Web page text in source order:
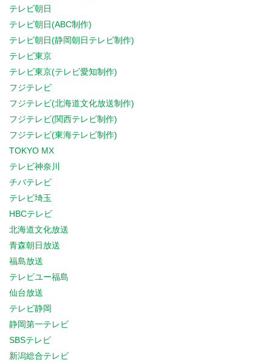
テレビ朝日
テレビ朝日(ABC制作)
テレビ朝日(静岡朝日テレビ制作)
テレビ東京
テレビ東京(テレビ愛知制作)
フジテレビ
フジテレビ(北海道文化放送制作)
フジテレビ(関西テレビ制作)
フジテレビ(東海テレビ制作)
TOKYO MX
テレビ神奈川
チバテレビ
テレビ埼玉
HBCテレビ
北海道文化放送
青森朝日放送
福島放送
テレビユー福島
仙台放送
テレビ静岡
静岡第一テレビ
SBSテレビ
新潟総合テレビ